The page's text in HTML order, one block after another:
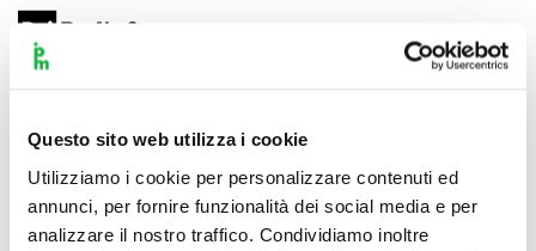
Questo sito web utilizza i cookie
Utilizziamo i cookie per personalizzare contenuti ed
annunci, per fornire funzionalità dei social media e per
analizzare il nostro traffico. Condividiamo inoltre